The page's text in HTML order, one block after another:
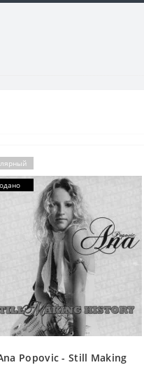
Popovic - Still Making